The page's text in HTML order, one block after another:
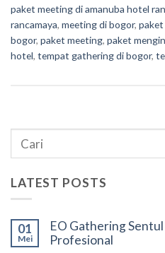
paket meeting di amanuba hotel
rancamaya, meeting di bogor,
bogor, paket meeting, paket
hotel, tempat gathering di bogor,
LATEST POSTS
01
Mei
EO Gathering
Profesional